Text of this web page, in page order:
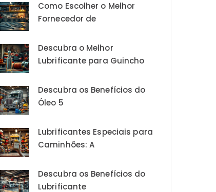
Como Escolher o Melhor
Fornecedor de
Descubra o Melhor
Lubrificante para Guincho
Descubra os Benefícios do
Óleo 5
Lubrificantes Especiais para
Caminhões: A
Descubra os Benefícios do
Lubrificante